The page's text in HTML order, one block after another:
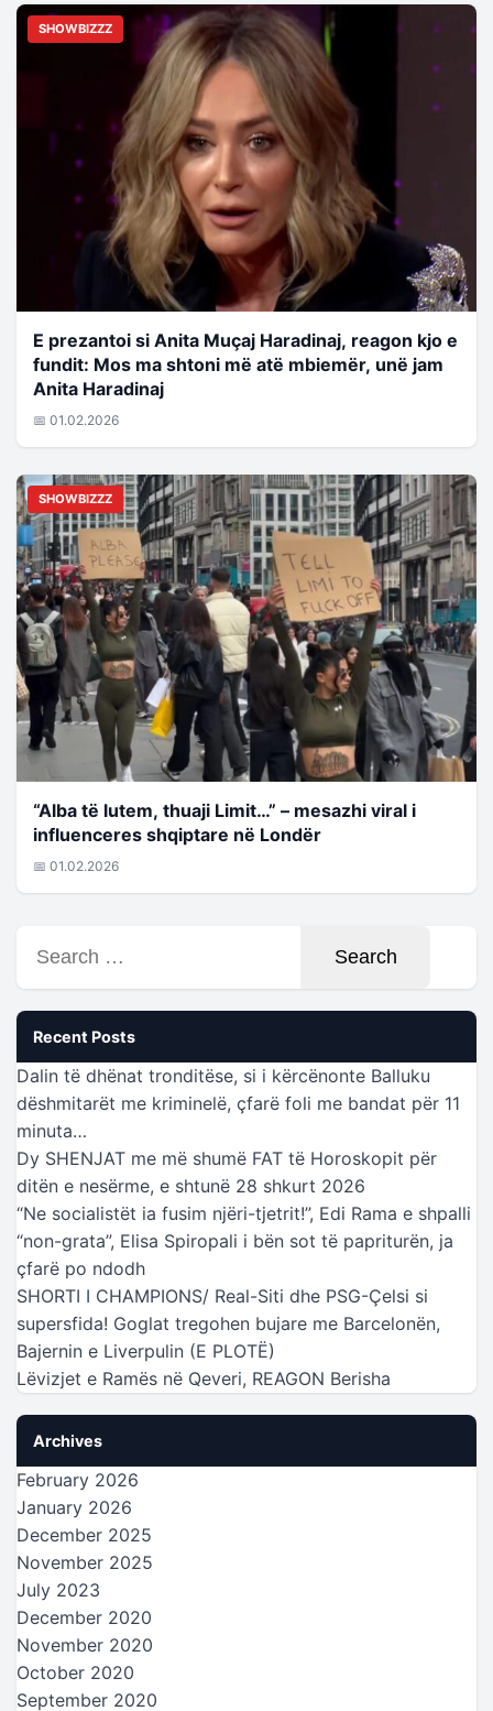
SHOWBIZZZ
E prezantoi si Anita Muçaj Haradinaj, reagon kjo e
fundit: Mos ma shtoni më atë mbiemër, unë jam
Anita Haradinaj
📅 01.02.2026
SHOWBIZZZ
“Alba të lutem, thuaji Limit…” – mesazhi viral i
influenceres shqiptare në Londër
📅 01.02.2026
for:
Recent Posts
Dalin të dhënat tronditëse, si i kërcënonte Balluku
dëshmitarët me kriminelë, çfarë foli me bandat për 11
minuta…
Dy SHENJAT me më shumë FAT të Horoskopit për
ditën e nesërme, e shtunë 28 shkurt 2026
“Ne socialistët ia fusim njëri-tjetrit!”, Edi Rama e shpalli
“non-grata”, Elisa Spiropali i bën sot të papriturën, ja
çfarë po ndodh
SHORTI I CHAMPIONS/ Real-Siti dhe PSG-Çelsi si
supersfida! Goglat tregohen bujare me Barcelonën,
Bajernin e Liverpulin (E PLOTË)
Lëvizjet e Ramës në Qeveri, REAGON Berisha
Archives
February 2026
January 2026
December 2025
November 2025
July 2023
December 2020
November 2020
October 2020
September 2020